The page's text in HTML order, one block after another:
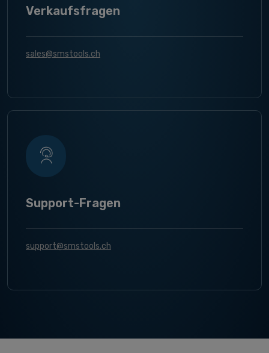
Verkaufsfragen
sales@smstools.ch
Support-Fragen
support@smstools.ch